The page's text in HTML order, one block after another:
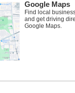
Google Maps
Find local
and get driving
Google Maps.